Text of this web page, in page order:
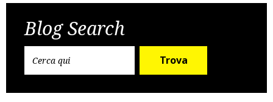
navigation
Blog Search
Trova